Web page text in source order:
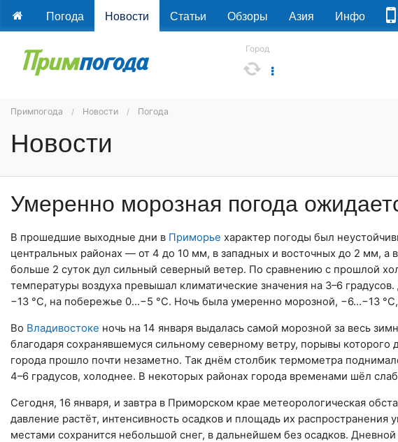
Погода Новости Статьи Обзоры Азия Инфо
Город
Примпогода Новости Погода
Новости
Умеренно морозная погода
В прошедшие выходные дни в Приморье характер погоды был
центральных районах — от 4 до 10 мм, в западных и восточных до 2 мм,
больше 2 суток дул сильный северный ветер. По сравнению с прошлой
температуры воздуха превышал климатические значения на 3–6
−13 °С, на побережье 0…−5 °С. Ночь была умеренно морозной, −6…−13
Во Владивостоке ночь на 14 января выдалась самой морозной за весь
благодаря сохранявшемуся сильному северному ветру, порывы
города прошло почти незаметно. Так днём столбик термометра
4–6 градусов, холоднее. В некоторых районах города временами шёл
Сегодня, 16 января, и завтра в Приморском крае метеорологическая
давление растёт, интенсивность осадков и площадь их
местами сохранится небольшой снег, в дальнейшем без осадков.